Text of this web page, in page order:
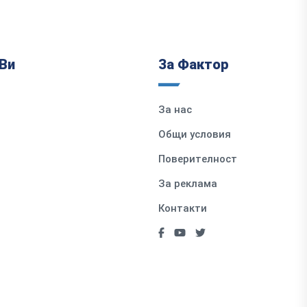
За Фактор
За нас
Общи условия
Поверителност
За реклама
Контакти